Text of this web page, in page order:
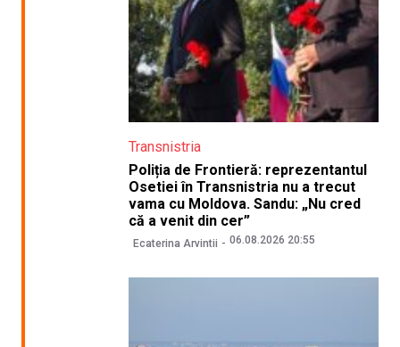
Transnistria
Poliția de Frontieră: reprezentantul
Osetiei în Transnistria nu a trecut
vama cu Moldova. Sandu: „Nu cred
că a venit din cer”
Ecaterina Arvintii 06.08.2026 20:55